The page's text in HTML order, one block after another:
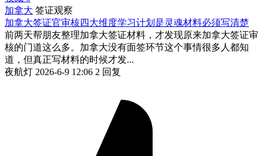
加拿大 签证观察
加拿大签证官审核四大维度学习计划是灵魂材料必须写清楚
前两天帮朋友整理加拿大签证材料，才发现原来加拿大签证审
核的门道这么多。加拿大没有面签环节这个事情很多人都知
道，但真正写材料的时候才发...
夜航灯 2026-6-9 12:06 2 回复